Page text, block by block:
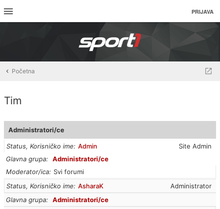
PRIJAVA
Početna
Tim
Administratori/ce
Status, Korisničko ime Site Admin
Admin
Glavna grupa
Administratori/ce
Moderator/ica
Svi forumi
Status, Korisničko ime
Administrator
AsharaK
Glavna grupa
Administratori/ce